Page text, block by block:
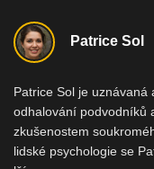
Patrice Sol
Patrice Sol je uznávaná
odhalování podvodníků
zkušenostem
lidské psychologie se